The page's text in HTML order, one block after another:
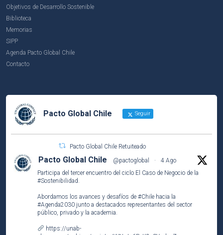
Objetivos de Desarrollo Sostenible
Biblioteca
Memorias
SIPP
Agenda Pacto Global Chile
Contacto
Pacto Global Chile Seguir
Pacto Global Chile Retuiteado
Pacto Global Chile @pactoglobal ·
4 Ago
Participa del tercer encuentro del ciclo El Caso de Negocio de la
#Sostenibilidad
Abordamos los avances y desafíos de #Chile hacia la
#Agenda2030 junto a destacados representantes del sector
público, privado y la academia.
https://unab-